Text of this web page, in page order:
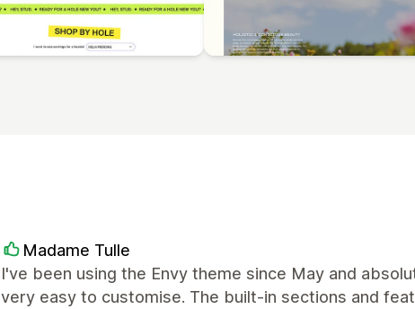
Madame Tulle
I've been using the Envy theme since May and
very easy to customise. The built-in sections and